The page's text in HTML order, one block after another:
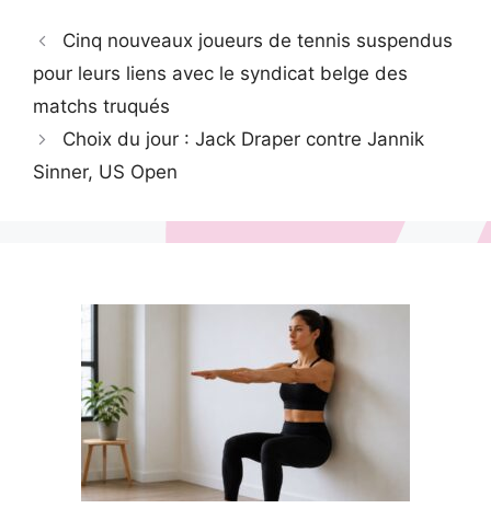
Cinq nouveaux joueurs de tennis suspendus
pour leurs liens avec le syndicat belge des
matchs truqués
Choix du jour : Jack Draper contre Jannik
Sinner, US Open